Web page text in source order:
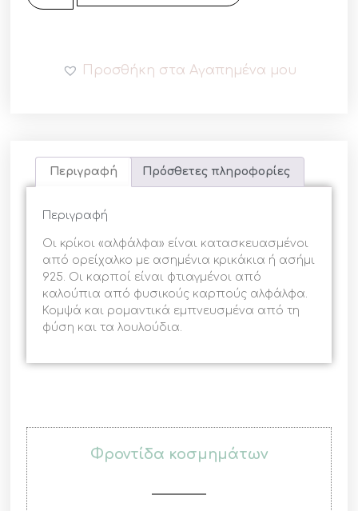
Προσθήκη στα Αγαπημένα μου
Περιγραφή Πρόσθετες πληροφορίες
Περιγραφή
Οι κρίκοι «αλφάλφα» είναι κατασκευασμένοι
από ορείχαλκο με ασημένια κρικάκια ή ασήμι
925. Oι καρποί είναι φτιαγμένοι από
καλούπια από φυσικούς καρπούς αλφάλφα.
Κομψά και ρομαντικά εμπνευσμένα από τη
φύση και τα λουλούδια.
Φροντίδα κοσμημάτων